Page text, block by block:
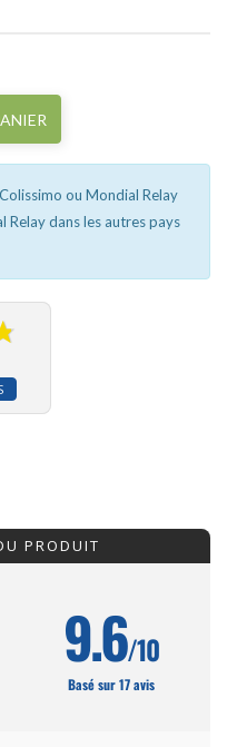
ou Mondial Relay
Relay dans les autres pays
PRODUIT
9.6/10
Basé sur 17 avis